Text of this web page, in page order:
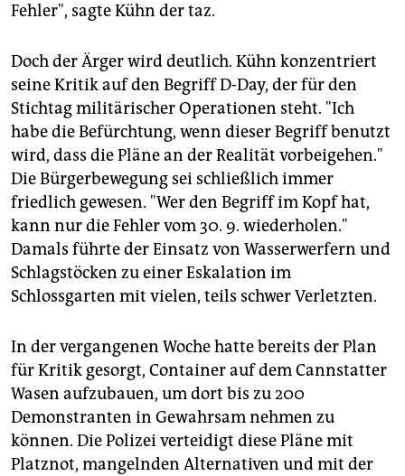
Fehler", sagte Kühn der taz.
Doch der Ärger wird deutlich. Kühn konzentriert
seine Kritik auf den Begriff D-Day, der für den
Stichtag militärischer Operationen steht. "Ich
habe die Befürchtung, wenn dieser Begriff benutzt
wird, dass die Pläne an der Realität vorbeigehen."
Die Bürgerbewegung sei schließlich immer
friedlich gewesen. "Wer den Begriff im Kopf hat,
kann nur die Fehler vom 30. 9. wiederholen."
Damals führte der Einsatz von Wasserwerfern und
Schlagstöcken zu einer Eskalation im
Schlossgarten mit vielen, teils schwer Verletzten.
In der vergangenen Woche hatte bereits der Plan
für Kritik gesorgt, Container auf dem Cannstatter
Wasen aufzubauen, um dort bis zu 200
Demonstranten in Gewahrsam nehmen zu
können. Die Polizei verteidigt diese Pläne mit
Platznot, mangelnden Alternativen und mit der